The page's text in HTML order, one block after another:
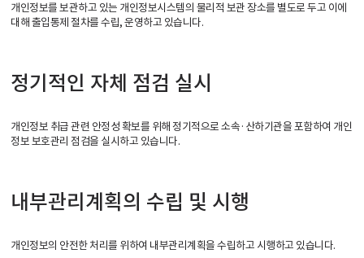
개인정보를 보관하고 있는 개인정보시스템의 물리적 보관 장소를 별도로 두고 이에
대해 출입통제 절차를 수립, 운영하고 있습니다.
정기적인 자체 점검 실시
개인정보 취급 관련 안정성 확보를 위해 정기적으로 소속·산하기관을 포함하여 개인
정보 보호관리 점검을 실시하고 있습니다.
내부관리계획의 수립 및 시행
개인정보의 안전한 처리를 위하여 내부관리계획을 수립하고 시행하고 있습니다.